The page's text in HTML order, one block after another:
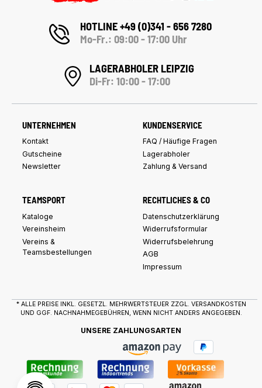
HOTLINE +49 (0)341 - 656 7280
Mo-Fr.: 09:00 - 17:00 Uhr
LAGERABHOLER LEIPZIG
Di-Fr: 10:00 - 17:00
UNTERNEHMEN
Kontakt
Gutscheine
Newsletter
KUNDENSERVICE
FAQ / Häufige Fragen
Lagerabholer
Zahlung & Versand
TEAMSPORT
Kataloge
Vereinsheim
Vereins &
Teamsbestellungen
RECHTLICHES & CO
Datenschutzerklärung
Widerrufsformular
Widerrufsbelehrung
AGB
Impressum
* ALLE PREISE INKL. GESETZL. MEHRWERTSTEUER ZZGL. VERSANDKOSTEN
UND GGF. NACHNAHMEGEBÜHREN, WENN NICHT ANDERS ANGEGEBEN.
UNSERE ZAHLUNGSARTEN